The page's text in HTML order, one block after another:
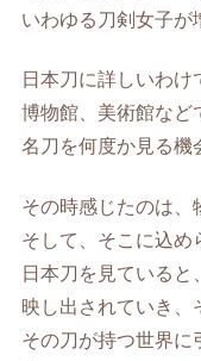
いわゆる刀剣女子が
日本刀に詳しいわけ
博物館、美術館など
名刀を何度か見る機
その時感じたのは、
そして、そこに込め
日本刀を見ている
映し出されていき、
その刀が持つ世界に